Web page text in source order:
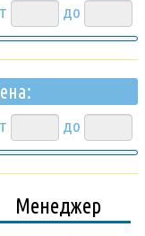
до
до
Менеджер